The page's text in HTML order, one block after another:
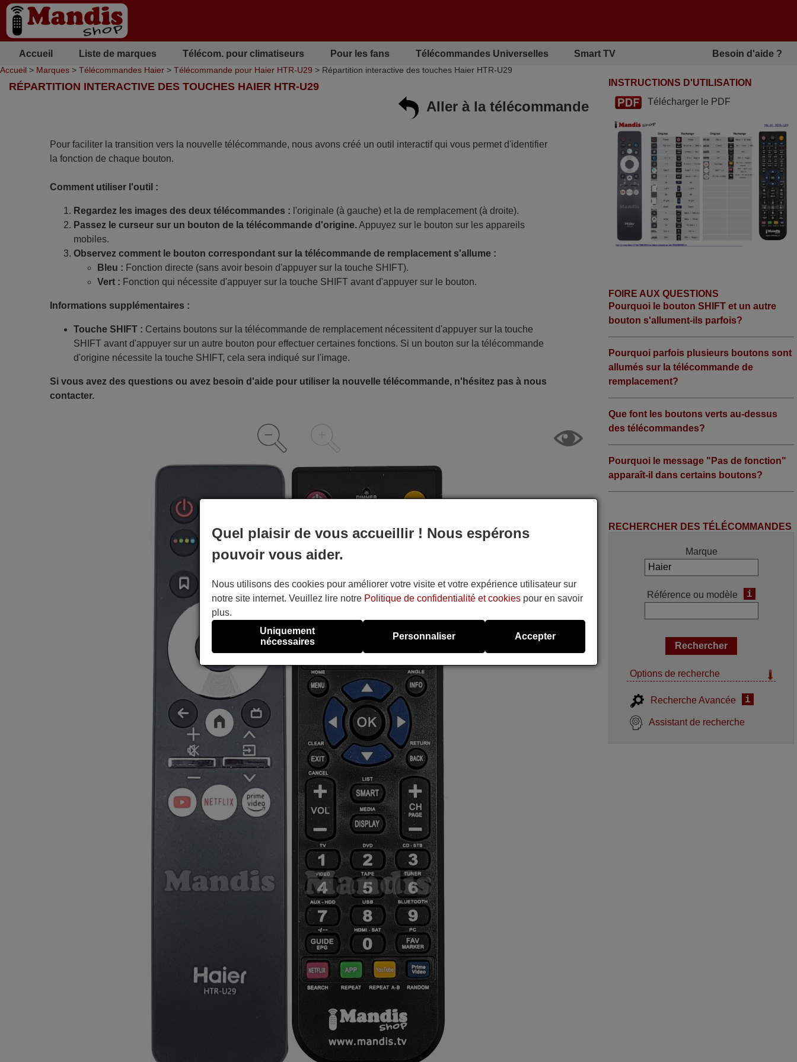
Accueil Liste de marques Télécom. pour climatiseurs Pour les fans Télécommandes Universelles Smart TV Besoin d'aide ?
Accueil > Marques > Télécommandes Haier > Télécommande pour Haier HTR-U29 > Répartition interactive des touches Haier HTR-U29
RÉPARTITION INTERACTIVE DES TOUCHES HAIER HTR-U29
Aller à la télécommande
Pour faciliter la transition vers la nouvelle télécommande, nous avons créé un outil interactif qui vous permet d'identifier
la fonction de chaque bouton.
Comment utiliser l'outil :
Regardez les images des deux télécommandes : l'originale (à gauche) et la de remplacement (à droite).
Passez le curseur sur un bouton de la télécommande d'origine.Appuyez sur le bouton sur les appareils
mobiles.
Observez comment le bouton correspondant sur la télécommande de remplacement s'allume :
Bleu : Fonction directe (sans avoir besoin d'appuyer sur la touche SHIFT).
Vert : Fonction qui nécessite d'appuyer sur la touche SHIFT avant d'appuyer sur le bouton.
Informations supplémentaires :
Touche SHIFT : Certains boutons sur la télécommande de remplacement nécessitent d'appuyer sur la touche
SHIFT avant d'appuyer sur un autre bouton pour effectuer certaines fonctions. Si un bouton sur la télécommande
d'origine nécessite la touche SHIFT, cela sera indiqué sur l'image.
Si vous avez des questions ou avez besoin d'aide pour utiliser la nouvelle télécommande, n'hésitez pas à nous
contacter.
INSTRUCTIONS D'UTILISATION
Télécharger le PDF
FOIRE AUX QUESTIONS
Pourquoi le bouton SHIFT et un autre
bouton s'allument-ils parfois?
Pourquoi parfois plusieurs boutons sont
allumés sur la télécommande de
remplacement?
Que font les boutons verts au-dessus
des télécommandes?
Pourquoi le message "Pas de fonction"
apparaît-il dans certains boutons?
RECHERCHER DES TÉLÉCOMMANDES
Marque
Référence ou modèle i
Options de recherche
Recherche Avancée i
Assistant de recherche
Quel plaisir de vous accueillir ! Nous espérons
pouvoir vous aider.
Nous utilisons des cookies pour améliorer votre visite et votre expérience utilisateur sur
notre site internet. Veuillez lire notre Politique de confidentialité et cookies pour en savoir
plus.
Uniquement
nécessaires
Personnaliser Accepter